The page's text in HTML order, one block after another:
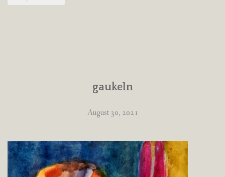
gaukeln
August 30, 2021